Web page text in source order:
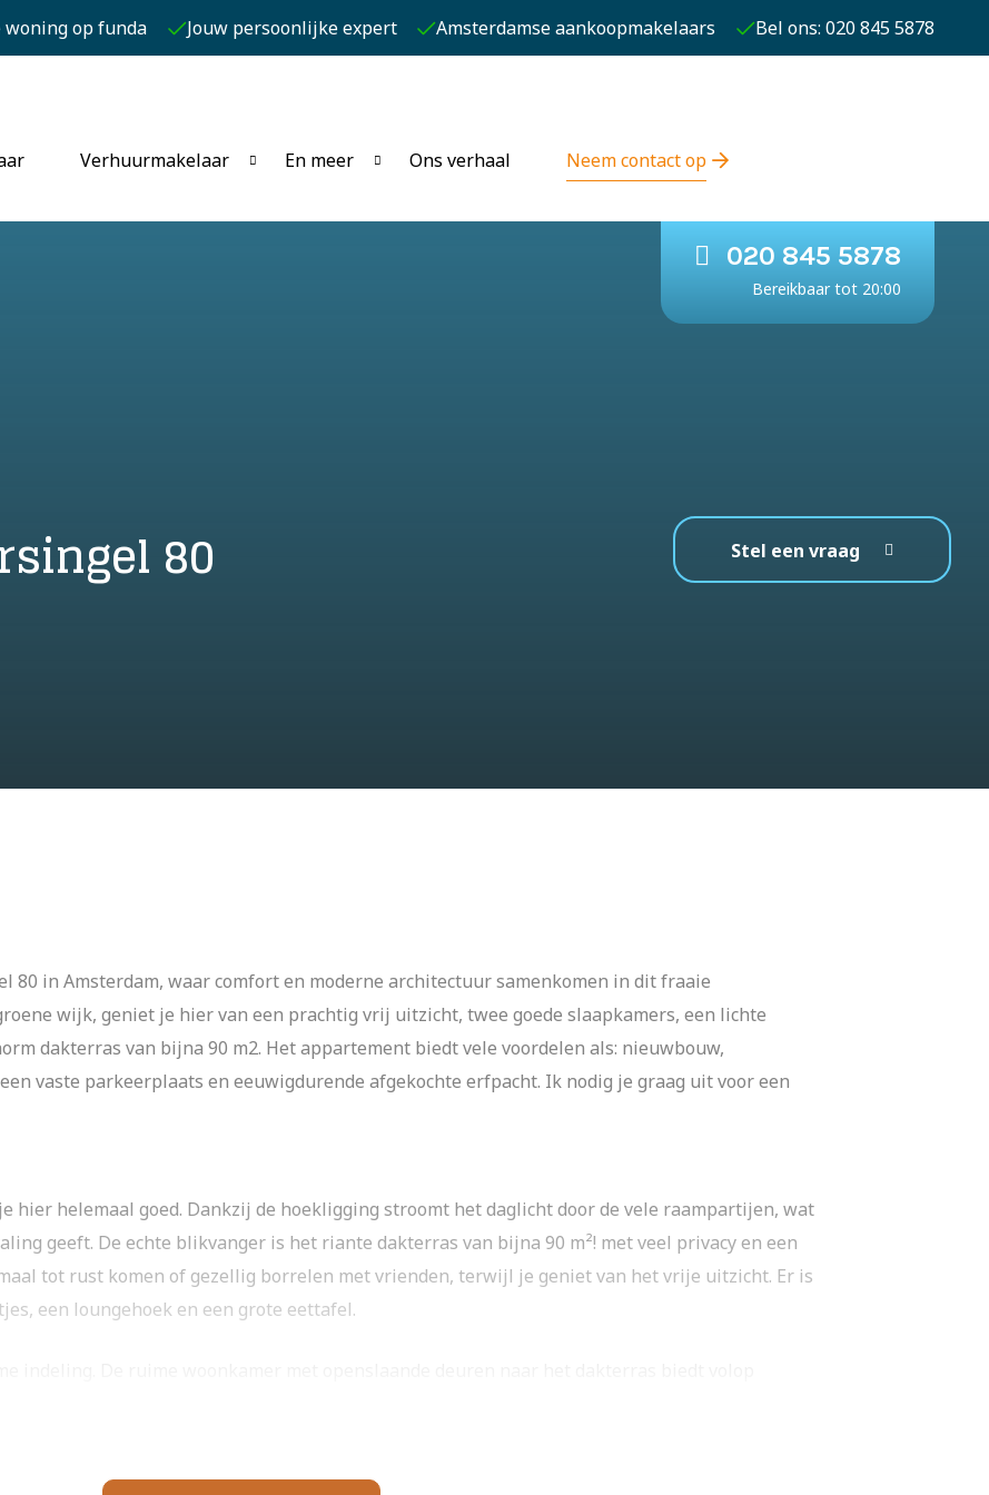
op funda Jouw persoonlijke expert Amsterdamse aankoopmakelaars Bel ons: 020 845 5878
Verhuurmakelaar En meer Ons verhaal Neem contact op
020 845 5878
Bereikbaar tot 20:00
80 Stel een vraag
80 in Amsterdam, waar comfort en moderne architectuur samenkomen in dit fraaie
wijk, geniet je hier van een prachtig vrij uitzicht, twee goede slaapkamers, een lichte
dakterras van bijna 90 m2. Het appartement biedt vele voordelen als: nieuwbouw,
vaste parkeerplaats en eeuwigdurende afgekochte erfpacht. Ik nodig je graag uit voor een
hier helemaal goed. Dankzij de hoekligging stroomt het daglicht door de vele raampartijen, wat
geeft. De echte blikvanger is het riante dakterras van bijna 90 m²! met veel privacy en een
tot rust komen of gezellig borrelen met vrienden, terwijl je geniet van het vrije uitzicht. Er is
een loungehoek en een grote eettafel.